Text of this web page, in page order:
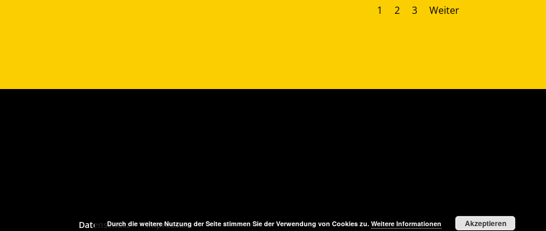
1 2 3 Weiter
Datenschutz Impressum
Durch die weitere Nutzung der Seite stimmen Sie der Verwendung von Cookies zu. Weitere Informationen Akzeptieren